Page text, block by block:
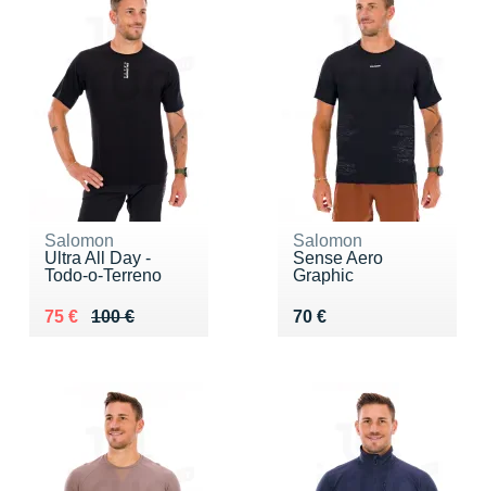
Salomon
Ultra All Day -
Todo-o-Terreno
100 €
Au lieu de 100 €
75 €
Vendu 75 €
Salomon
Sense Aero
Graphic
70 €
Vendu 70 €